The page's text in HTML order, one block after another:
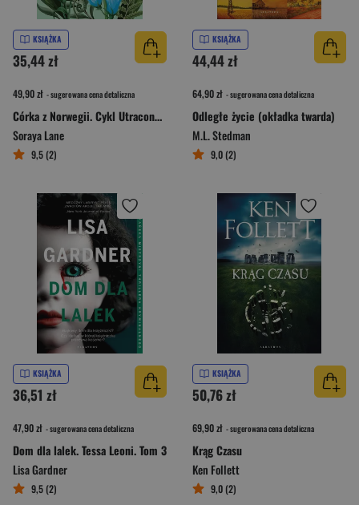
KSIĄŻKA
35,44 zł
49,90 zł - sugerowana cena detaliczna
Córka z Norwegii. Cykl Utracone córki. Tom 7
Soraya Lane
9,5 (2)
KSIĄŻKA
44,44 zł
64,90 zł - sugerowana cena detaliczna
Odległe życie (okładka twarda)
M.L. Stedman
9,0 (2)
KSIĄŻKA
36,51 zł
47,90 zł - sugerowana cena detaliczna
Dom dla lalek. Tessa Leoni. Tom 3
Lisa Gardner
9,5 (2)
KSIĄŻKA
50,76 zł
69,90 zł - sugerowana cena detaliczna
Krąg Czasu
Ken Follett
9,0 (2)